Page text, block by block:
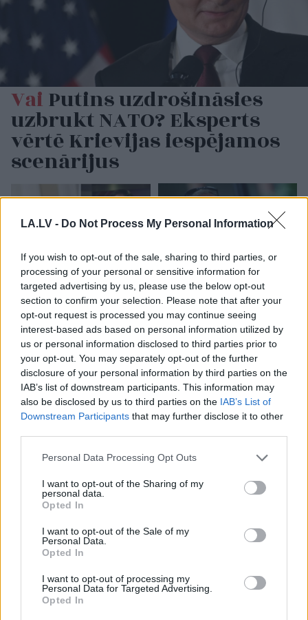
LA.LV - Do Not Process My Personal Information
If you wish to opt-out of the sale, sharing to third parties, or
processing of your personal or sensitive information for
targeted advertising by us, please use the below opt-out
section to confirm your selection. Please note that after your
opt-out request is processed you may continue seeing
interest-based ads based on personal information utilized by
us or personal information disclosed to third parties prior to
your opt-out. You may separately opt-out of the further
disclosure of your personal information by third parties on the
IAB’s list of downstream participants. This information may
also be disclosed by us to third parties on the IAB’s List of
Downstream Participants that may further disclose it to other
Please note that this website/app uses one or more Google
not limited to your visit or usage behaviour. You may click to
grant or deny consent to Google and its third-party tags to
use your data for below specified purposes in below Google
consent section.
Personal Data Processing Opt Outs
I want to opt-out of the Sharing of my
personal data.
Opted In
I want to opt-out of the Sale of my
Personal Data.
Opted In
I want to opt-out of processing my
Personal Data for Targeted Advertising.
Opted In
VaiPutins uzdrošināsies
uzbrukt NATO? Eksperts
vērtē Krievijas iespējamos
scenārijus
“Izlīda ārā velniņš” –
Kulbergam sanācis
visai neveikls kašķis ar
žurnālistu Ivo Leitānu
KārlisStreips: “Tas
būtu nozīmējis, ka
Tramps 2024. gadā
kandidēt nedrīkstētu”
TESTS. Vai tu esi gudrāks
par ChatGPT? 99% cilvēku
“iesprūst” 5. jautājumā